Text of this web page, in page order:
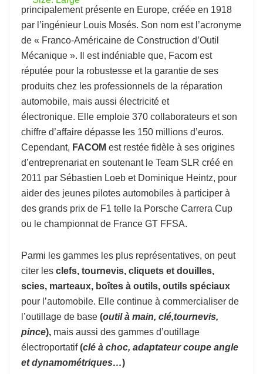
principalement présente en Europe, créée en 1918
par l’ingénieur Louis Mosés. Son nom est l’acronyme
de « Franco-Américaine de Construction d’Outil
Mécanique ». Il est indéniable que, Facom est
réputée pour la robustesse et la garantie de ses
produits chez les professionnels de la réparation
automobile, mais aussi électricité et
électronique. Elle emploie 370 collaborateurs et son
chiffre d’affaire dépasse les 150 millions d’euros.
Cependant, FACOM est restée fidèle à ses origines
d’entreprenariat en soutenant le Team SLR créé en
2011 par Sébastien Loeb et Dominique Heintz, pour
aider des jeunes pilotes automobiles à participer à
des grands prix de F1 telle la Porsche Carrera Cup
ou le championnat de France GT FFSA.
Parmi les gammes les plus représentatives, on peut
citer les clefs, tournevis, cliquets et douilles,
scies, marteaux, boîtes à outils, outils spéciaux
pour l’automobile. Elle continue à commercialiser de
l’outillage de base (outil à main, clé,tournevis,
pince), mais aussi des gammes d’outillage
électroportatif (clé à choc, adaptateur coupe angle
et dynamométriques…)